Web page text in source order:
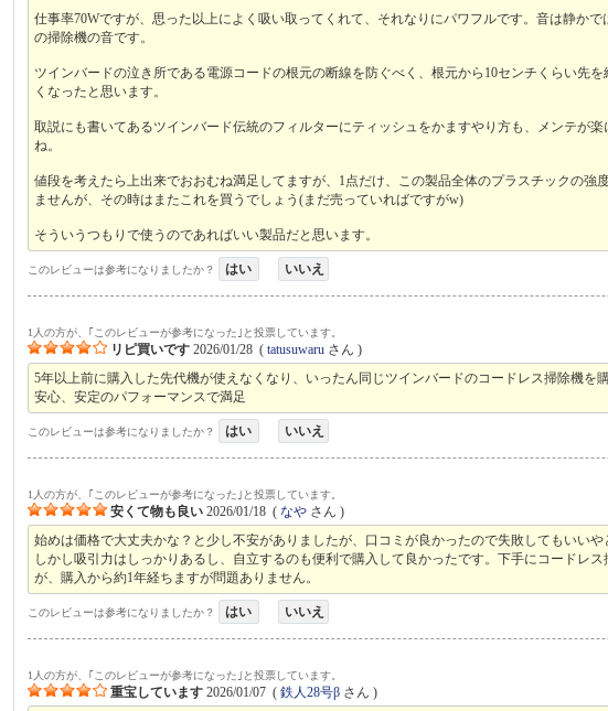
仕事率70Wですが、思った以上によく吸い取ってくれて、それなりにパワフルです。音は静か
の掃除機の音です。
ツインバードの泣き所である電源コードの根元の断線を防ぐべく、根元から10センチくらい先
くなったと思います。
取説にも書いてあるツインバード伝統のフィルターにティッシュをかますやり方も、メンテが
ね。
値段を考えたら上出来でおおむね満足してますが、1点だけ、この製品全体のプラスチックの
ませんが、その時はまたこれを買うでしょう(まだ売っていればですがw)
そういうつもりで使うのであればいい製品だと思います。
このレビューは参考になりましたか？ はい いいえ
1人の方が、｢このレビューが参考になった｣と投票しています。
リピ買いです 2026/01/28 (tatusuwaru さん )
5年以上前に購入した先代機が使えなくなり、いったん同じツインバードのコードレス掃除機
安心、安定のパフォーマンスで満足
このレビューは参考になりましたか？ はい いいえ
1人の方が、｢このレビューが参考になった｣と投票しています。
安くて物も良い 2026/01/18 (なや さん )
始めは価格で大丈夫かな？と少し不安がありましたが、口コミが良かったので失敗してもいいや
しかし吸引力はしっかりあるし、自立するのも便利で購入して良かったです。下手にコードレ
が、購入から約1年経ちますが問題ありません。
このレビューは参考になりましたか？ はい いいえ
1人の方が、｢このレビューが参考になった｣と投票しています。
重宝しています 2026/01/07 (鉄人28号β さん )